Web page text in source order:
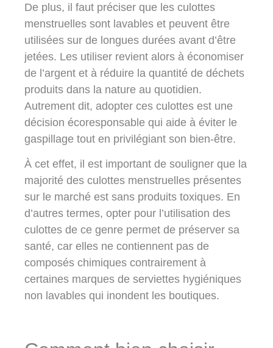
De plus, il faut préciser que les culottes
menstruelles sont lavables et peuvent être
utilisées sur de longues durées avant d’être
jetées. Les utiliser revient alors à économiser
de l’argent et à réduire la quantité de déchets
produits dans la nature au quotidien.
Autrement dit, adopter ces culottes est une
décision écoresponsable qui aide à éviter le
gaspillage tout en privilégiant son bien-être.
À cet effet, il est important de souligner que la
majorité des culottes menstruelles présentes
sur le marché est sans produits toxiques. En
d’autres termes, opter pour l’utilisation des
culottes de ce genre permet de préserver sa
santé, car elles ne contiennent pas de
composés chimiques contrairement à
certaines marques de serviettes hygiéniques
non lavables qui inondent les boutiques.